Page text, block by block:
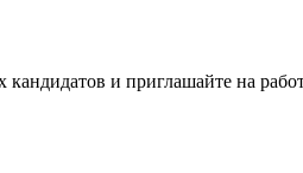
и приглашайте на